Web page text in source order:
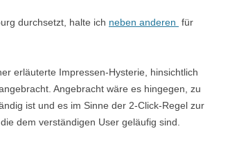
durchsetzt, halte ich neben anderen für
erläuterte Impressen-Hysterie, hinsichtlich
Angebracht wäre es hingegen, zu
ist und es im Sinne der 2-Click-Regel zur
dem verständigen User geläufig sind.